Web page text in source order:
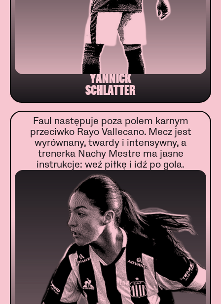
YANNICK
SCHLATTER
Faul następuje poza polem karnym
przeciwko Rayo Vallecano. Mecz jest
wyrównany, twardy i intensywny, a
trenerka Nachy Mestre ma jasne
instrukcje: weź piłkę i idź po gola.